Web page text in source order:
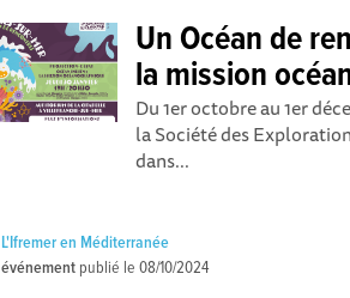
Un Océan de
la mission
Du 1er octobre au 1er
la Société des
dans...
L'Ifremer en Méditerranée
événement publié le08/10/2024